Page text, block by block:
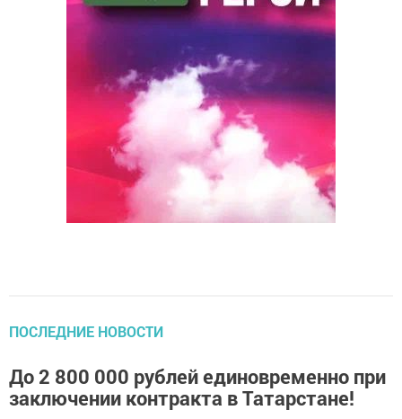
ПОСЛЕДНИЕ НОВОСТИ
До 2 800 000 рублей единовременно при
заключении контракта в Татарстане!